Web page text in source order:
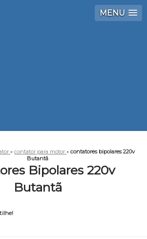
MENU
»contator para motor»contatores bipolares 220v
Butantã
Bipolares 220v
Butantã